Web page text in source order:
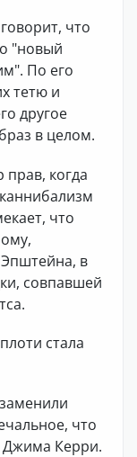
что
"новый
По его
тетю и
другое
в целом.
прав, когда
что
в
совпавшей
стала
что
Джима Керри.